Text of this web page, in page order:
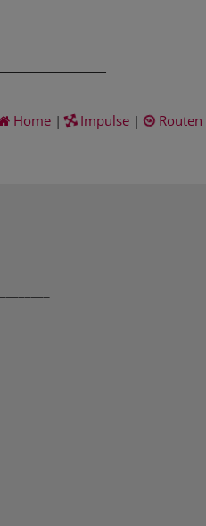
Home | Impulse | Routen